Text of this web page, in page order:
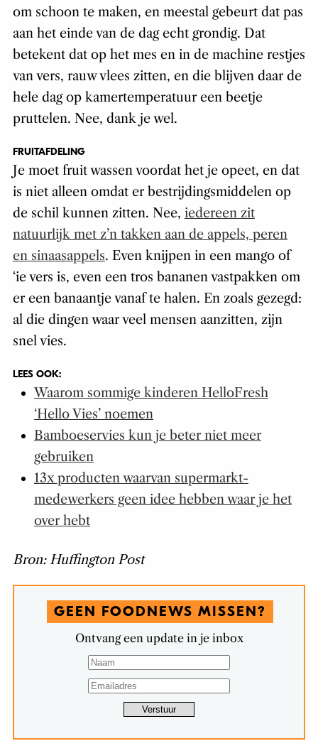
om schoon te maken, en meestal gebeurt dat pas
aan het einde van de dag echt grondig. Dat
betekent dat op het mes en in de machine restjes
van vers, rauw vlees zitten, en die blijven daar de
hele dag op kamertemperatuur een beetje
pruttelen. Nee, dank je wel.
FRUITAFDELING
Je moet fruit wassen voordat het je opeet, en dat
is niet alleen omdat er bestrijdingsmiddelen op
de schil kunnen zitten. Nee, iedereen zit
natuurlijk met z’n takken aan de appels, peren
en sinaasappels. Even knijpen in een mango of
‘ie vers is, even een tros bananen vastpakken om
er een banaantje vanaf te halen. En zoals gezegd:
al die dingen waar veel mensen aanzitten, zijn
snel vies.
LEES OOK:
Waarom sommige kinderen HelloFresh
‘Hello Vies’ noemen
Bamboeservies kun je beter niet meer
gebruiken
13x producten waarvan supermarkt-
medewerkers geen idee hebben waar je het
over hebt
Bron: Huffington Post
GEEN FOODNEWS MISSEN?
Ontvang een update in je inbox